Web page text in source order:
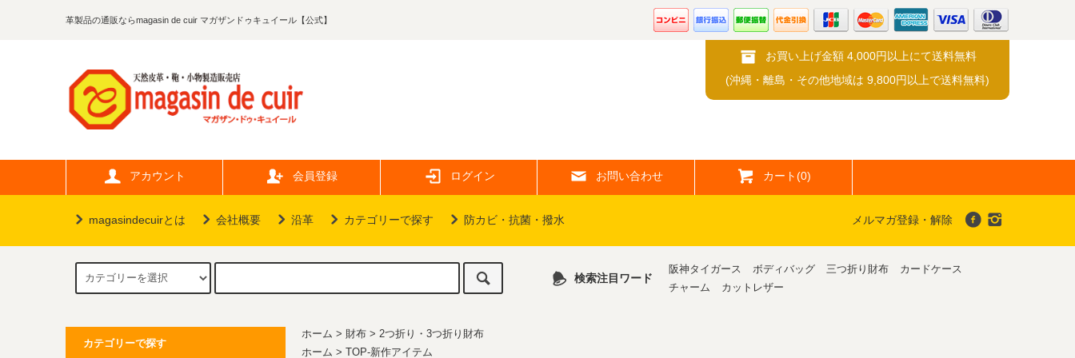
革製品の通販ならmagasin de cuir マガザンドゥキュイール【公式】
お買い上げ金額 4,000円以上にて送料無料
(沖縄・離島・その他地域は 9,800円以上で送料無料)
アカウント 会員登録 ログイン お問い合わせ カート(0)
magasindecuirとは 会社概要 沿革 カテゴリーで探す 防カビ・抗菌・撥水 メルマガ登録・解除
検索注目ワード
阪神タイガース ボディバッグ 三つ折り財布
カードケース
チャーム
カットレザー
ホーム > 財布 > 2つ折り・3つ折り財布
ホーム > TOP-新作アイテム
カテゴリーで探す